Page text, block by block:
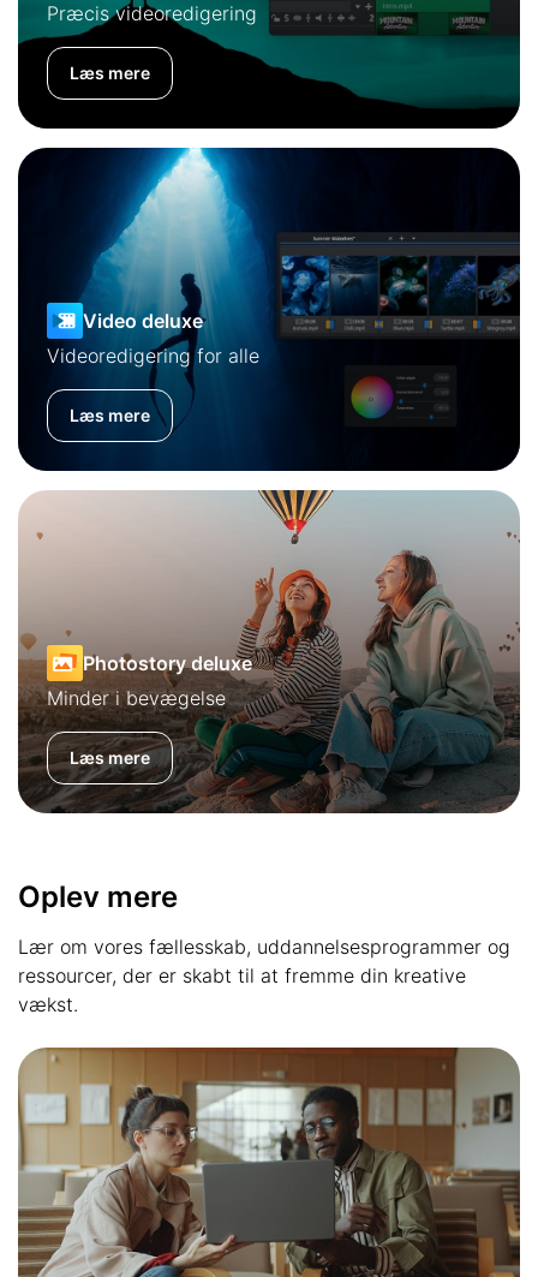
Præcis videoredigering
Læs mere
Video deluxe
Videoredigering for alle
Læs mere
Photostory deluxe
Minder i bevægelse
Læs mere
Oplev mere
Lær om vores fællesskab, uddannelsesprogrammer og
ressourcer, der er skabt til at fremme din kreative
vækst.